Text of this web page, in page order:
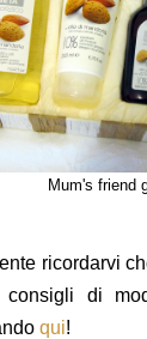
Mum's friend
ricordarvi
di
qui!